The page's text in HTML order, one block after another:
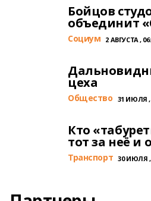
Бойцов
объединит
Cоциум 2 АВГУСТА ,
цеха
Общество 31 ИЮЛЯ ,
Кто
тот за неё и
Транспорт 30 ИЮЛЯ ,